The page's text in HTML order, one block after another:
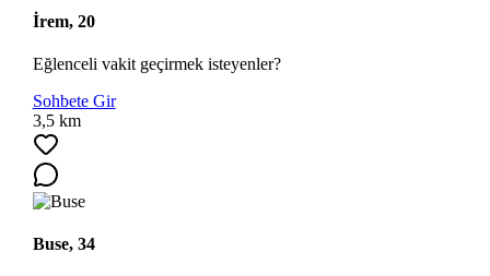
İrem, 20
Eğlenceli vakit geçirmek isteyenler?
Sohbete Gir
3,5 km
Buse, 34